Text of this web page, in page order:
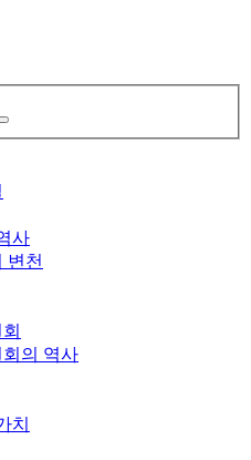
사
변천
의 역사
치